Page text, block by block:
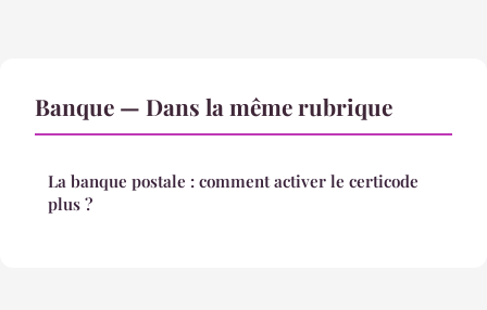
Banque — Dans la même rubrique
La banque postale : comment activer le certicode
plus ?